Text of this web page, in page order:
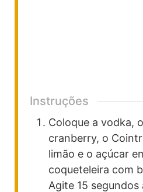
Instruções
Coloque a vodka,
cranberry, o
limão e o açúcar
coqueteleira com
Agite 15 segundos